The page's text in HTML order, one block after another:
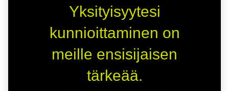
Yksityisyytesi
kunnioittaminen on
meille ensisijaisen
tärkeää.